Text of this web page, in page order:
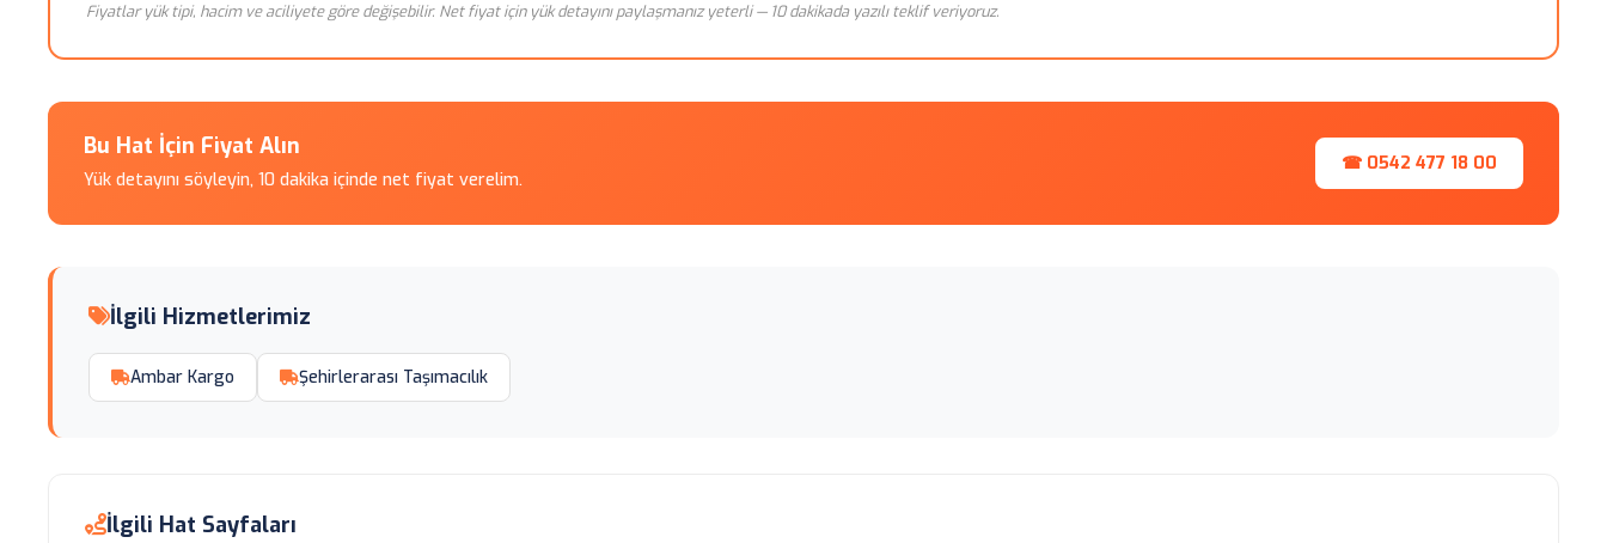
Fiyatlar yük tipi, hacim ve aciliyete göre değişebilir. Net fiyat için yük detayını paylaşmanız yeterli — 10 dakikada yazılı teklif veriyoruz.
Bu Hat İçin Fiyat Alın
Yük detayını söyleyin, 10 dakika içinde net fiyat verelim.
☎ 0542 477 18 00
İlgili Hizmetlerimiz
Ambar Kargo Şehirlerarası Taşımacılık
İlgili Hat Sayfaları